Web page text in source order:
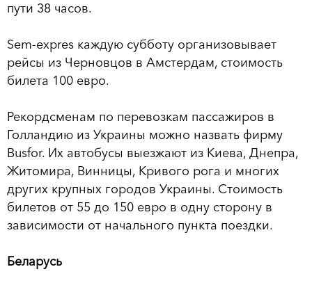
пути 38 часов.
Sem-expres каждую субботу организовывает
рейсы из Черновцов в Амстердам, стоимость
билета 100 евро.
Рекордсменам по перевозкам пассажиров в
Голландию из Украины можно назвать фирму
Busfor. Их автобусы выезжают из Киева, Днепра,
Житомира, Винницы, Кривого рога и многих
других крупных городов Украины. Стоимость
билетов от 55 до 150 евро в одну сторону в
зависимости от начального пункта поездки.
Беларусь